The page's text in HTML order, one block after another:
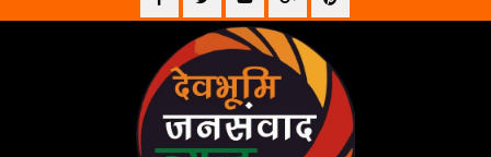
Facebook
TwitterYouTubePlus
Google